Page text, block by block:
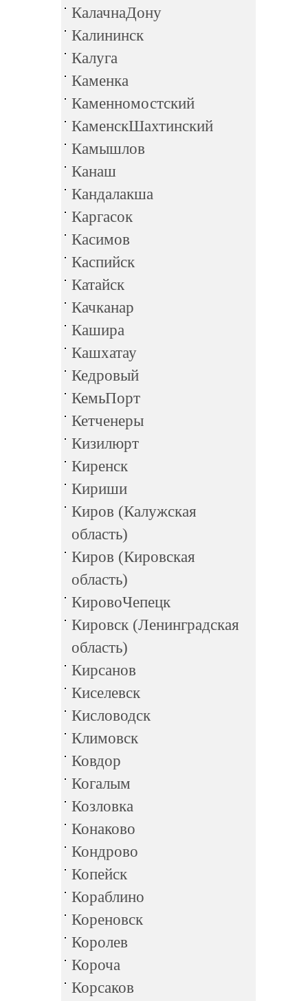
КалачнаДону
Калининск
Калуга
Каменка
Каменномостский
КаменскШахтинский
Камышлов
Канаш
Кандалакша
Каргасок
Касимов
Каспийск
Катайск
Качканар
Кашира
Кашхатау
Кедровый
КемьПорт
Кетченеры
Кизилюрт
Киренск
Кириши
Киров (Калужская
область)
Киров (Кировская
область)
КировоЧепецк
Кировск (Ленинградская
область)
Кирсанов
Киселевск
Кисловодск
Климовск
Ковдор
Когалым
Козловка
Конаково
Кондрово
Копейск
Кораблино
Кореновск
Королев
Короча
Корсаков